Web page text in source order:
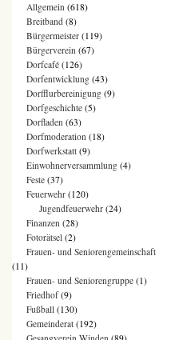
Allgemein (618)
Breitband (8)
Bürgermeister (119)
Bürgerverein (67)
Dorfcafé (126)
Dorfentwicklung (43)
Dorfflurbereinigung (9)
Dorfgeschichte (5)
Dorfladen (63)
Dorfmoderation (18)
Dorfwerkstatt (9)
Einwohnerversammlung (4)
Feste (37)
Feuerwehr (120)
Jugendfeuerwehr (24)
Finanzen (28)
Fotorätsel (2)
Frauen- und Seniorengemeinschaft
(11)
Frauen- und Seniorengruppe (1)
Friedhof(9)
Fußball (130)
Gemeinderat (192)